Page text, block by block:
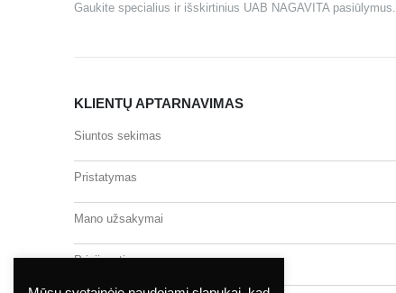
Gaukite specialius ir išskirtinius UAB NAGAVITA pasiūlymus.
KLIENTŲ APTARNAVIMAS
Siuntos sekimas
Pristatymas
Mano užsakymai
Prisijungti